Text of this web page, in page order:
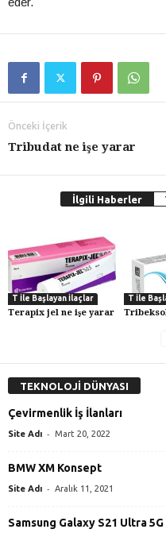
Önceki İçerik
Tribudat ne işe yarar
İlgili Haberler
T İle Başlayan İlaçlar
Terapix jel ne işe yarar
T İle
TEKNOLOJİ DÜNYASI
Çevirmenlik İş İlanları
Site Adı - Mart 20, 2022
BMW XM Konsept
Site Adı - Aralık 11, 2021
Samsung Galaxy S21 Ultra